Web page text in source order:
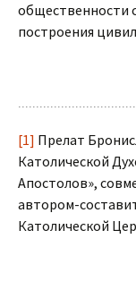
общественности
построения
[1] Прелат
Католической
Апостолов»,
автором-
Католической